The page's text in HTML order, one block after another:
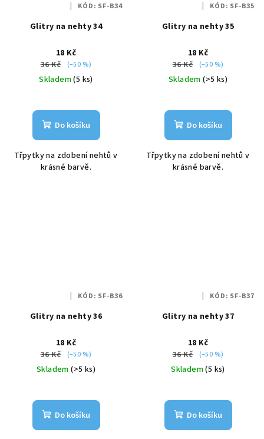
Glitry na nehty 34
18 Kč
36 Kč
(–50 %)
Skladem(5 ks)
Do košíku
Třpytky na zdobení nehtů v
krásné barvě.
KÓD: SF-B34
Glitry na nehty 35
18 Kč
36 Kč
(–50 %)
Skladem(>5 ks)
Do košíku
Třpytky na zdobení nehtů v
krásné barvě.
KÓD: SF-B35
Glitry na nehty 36
18 Kč
36 Kč
(–50 %)
Skladem(>5 ks)
Do košíku
KÓD: SF-B36
Glitry na nehty 37
18 Kč
36 Kč
(–50 %)
Skladem(5 ks)
Do košíku
KÓD: SF-B37